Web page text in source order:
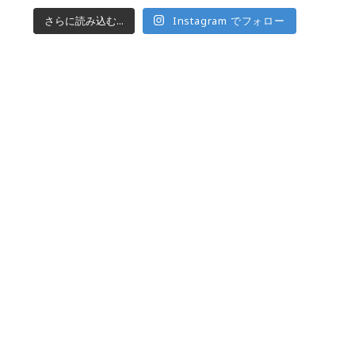
さらに読み込む... Instagram でフォロー